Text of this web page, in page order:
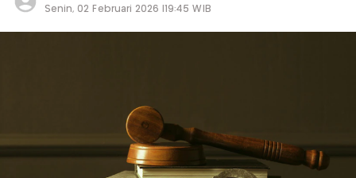
Senin, 02 Februari 2026 |19:45 WIB